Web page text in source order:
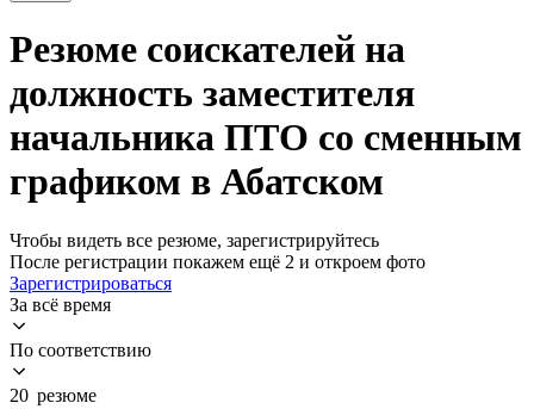
Резюме соискателей на
должность заместителя
начальника ПТО со сменным
графиком в Абатском
Чтобы видеть все резюме, зарегистрируйтесь
После регистрации покажем ещё 2 и откроем фото
Зарегистрироваться
За всё время
По соответствию
20 резюме